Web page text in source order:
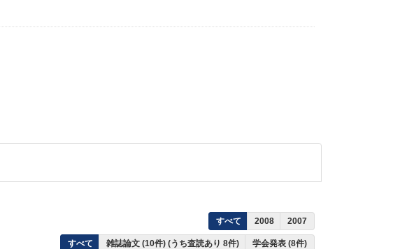
すべて 2008 2007
すべて 雑誌論文 (10件) (うち査読あり 8件) 学会発表 (8件)